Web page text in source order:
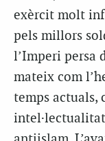
exèrcit molt
pels millors
l’Imperi persa
mateix com
temps actuals,